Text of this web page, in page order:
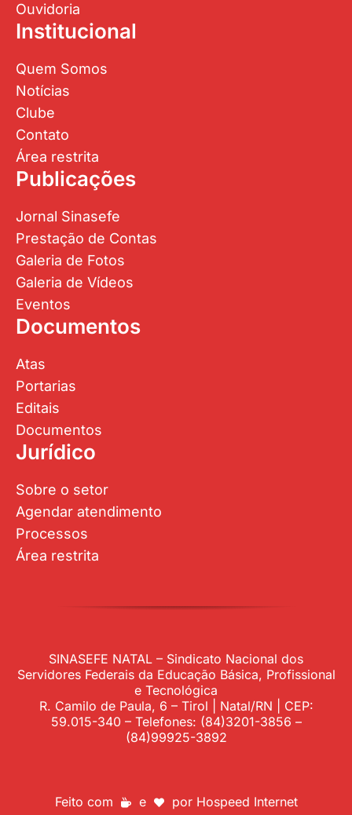
Ouvidoria
Institucional
Quem Somos
Notícias
Clube
Contato
Área restrita
Publicações
Jornal Sinasefe
Prestação de Contas
Galeria de Fotos
Galeria de Vídeos
Eventos
Documentos
Atas
Portarias
Editais
Documentos
Jurídico
Sobre o setor
Agendar atendimento
Processos
Área restrita
SINASEFE NATAL – Sindicato Nacional dos
Servidores Federais da Educação Básica, Profissional
e Tecnológica
R. Camilo de Paula, 6 – Tirol | Natal/RN | CEP:
59.015-340 – Telefones: (84)3201-3856 –
(84)99925-3892
Feito com e por Hospeed Internet